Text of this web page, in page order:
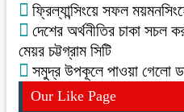
ফ্রিল্যান্সিংয়ে সফল
দেশের অর্থনীতির চাকা সচল
মেয়র চট্টগ্রাম সিটি
সমুদ্র উপকূলে পাওয়া গেলো
Our Like Page